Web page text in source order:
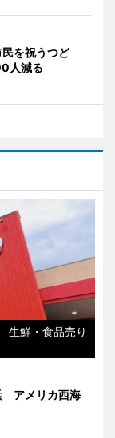
を祝うつど
人減る
生鮮・食品売り
アメリカ西海